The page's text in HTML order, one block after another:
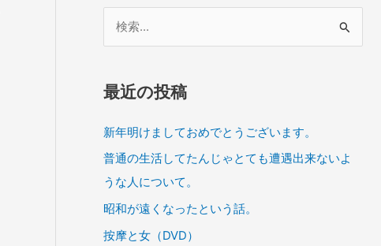
象
最近の投稿
新年明けましておめでとうございます。
普通の生活してたんじゃとても遭遇出来ないよ
うな人について。
昭和が遠くなったという話。
按摩と女（DVD）